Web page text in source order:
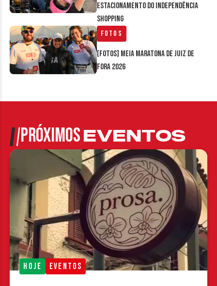
estacionamento do Independência
Shopping
Fotos
[FOTOS] Meia Maratona de Juiz de
Fora 2026
PRÓXIMOSEVENTOS
HOJE EVENTOS